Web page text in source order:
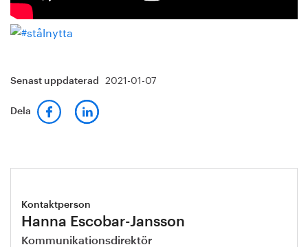
Senast uppdaterad 2021-01-07
Dela
Kontaktperson
Hanna Escobar-Jansson
Kommunikationsdirektör